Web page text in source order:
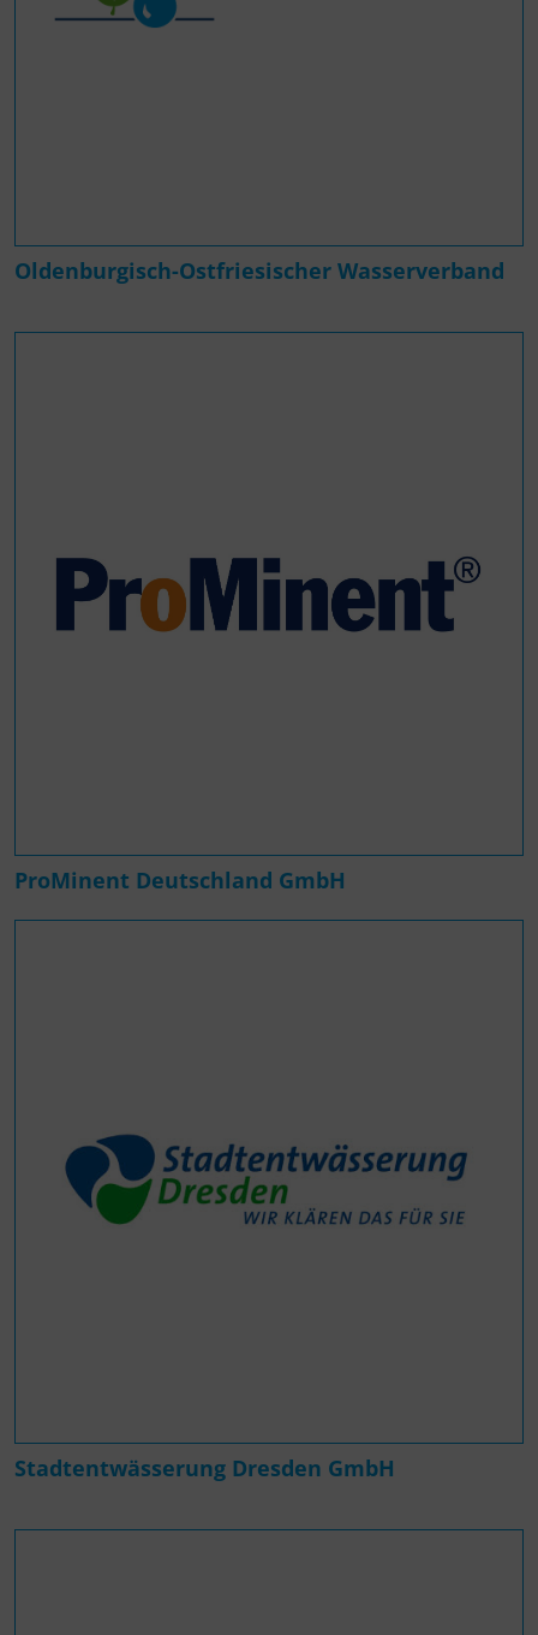
Oldenburgisch-Ostfriesischer Wasserverband
ProMinent Deutschland GmbH
Stadtentwässerung Dresden GmbH